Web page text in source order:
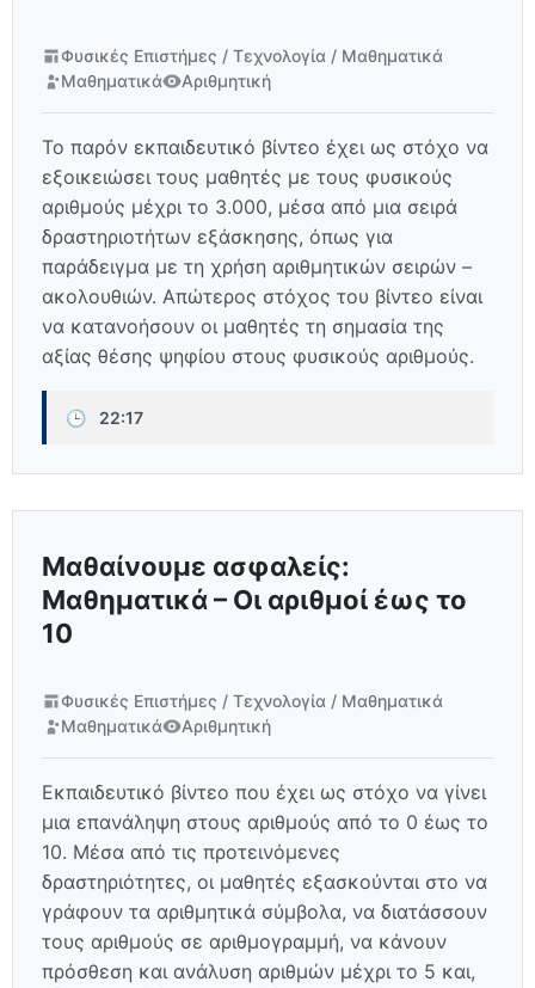
Φυσικές Επιστήμες / Τεχνολογία / Μαθηματικά
Μαθηματικά
Αριθμητική
Το παρόν εκπαιδευτικό βίντεο έχει ως στόχο να
εξοικειώσει τους μαθητές με τους φυσικούς
αριθμούς μέχρι το 3.000, μέσα από μια σειρά
δραστηριοτήτων εξάσκησης, όπως για
παράδειγμα με τη χρήση αριθμητικών σειρών –
ακολουθιών. Απώτερος στόχος του βίντεο είναι
να κατανοήσουν οι μαθητές τη σημασία της
αξίας θέσης ψηφίου στους φυσικούς αριθμούς.
🕒 22:17
Μαθαίνουμε ασφαλείς:
Μαθηματικά – Οι αριθμοί έως το
10
Φυσικές Επιστήμες / Τεχνολογία / Μαθηματικά
Μαθηματικά
Αριθμητική
Εκπαιδευτικό βίντεο που έχει ως στόχο να γίνει
μια επανάληψη στους αριθμούς από το 0 έως το
10. Μέσα από τις προτεινόμενες
δραστηριότητες, οι μαθητές εξασκούνται στο να
γράφουν τα αριθμητικά σύμβολα, να διατάσσουν
τους αριθμούς σε αριθμογραμμή, να κάνουν
πρόσθεση και ανάλυση αριθμών μέχρι το 5 και,